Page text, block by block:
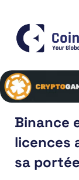
Binance
licences
sa